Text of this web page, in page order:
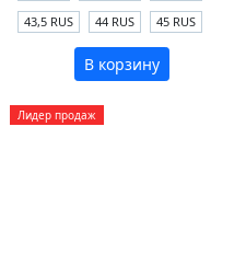
43,5 RUS
44 RUS 45 RUS
В корзину
Лидер продаж